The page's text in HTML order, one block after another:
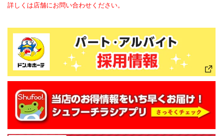
詳しくは店舗にお問い合わせください。